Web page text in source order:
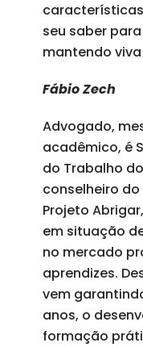
seu saber
mantendo
Fábio Zech
Advogado,
acadêmico, é
do Trabalho
conselheiro
Projeto
em situação
no mercado
aprendizes.
vem
anos, o
formação